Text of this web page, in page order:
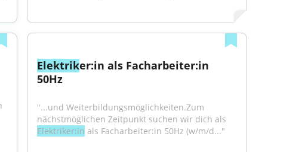
Elektriker:in als Facharbeiter:in
50Hz
"...und Weiterbildungsmöglichkeiten.Zum
Elektriker:in als Facharbeiter:in 50Hz (w/m/d..."